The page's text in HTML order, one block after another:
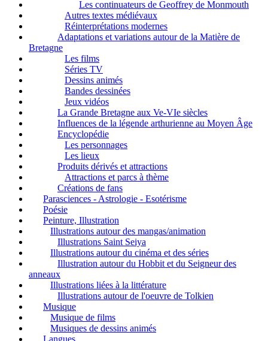
Les continuateurs de Geoffrey de Monmouth
Autres textes médiévaux
Réinterprétations modernes
Adaptations et variations autour de la Matière de
Bretagne
Les films
Séries TV
Dessins animés
Bandes dessinées
Jeux vidéos
La Grande Bretagne aux Ve-VIe siècles
Influences de la légende arthurienne au Moyen Âge
Encyclopédie
Les personnages
Les lieux
Produits dérivés et attractions
Attractions et parcs à thème
Créations de fans
Parasciences - Astrologie - Esotérisme
Poésie
Peinture, Illustration
Illustrations autour des mangas/animation
Illustrations Saint Seiya
Illustrations autour du cinéma et des séries
Illustration autour du Hobbit et du Seigneur des
anneaux
Illustrations liées à la littérature
Illustrations autour de l'oeuvre de Tolkien
Musique
Musique de films
Musiques de dessins animés
Langues